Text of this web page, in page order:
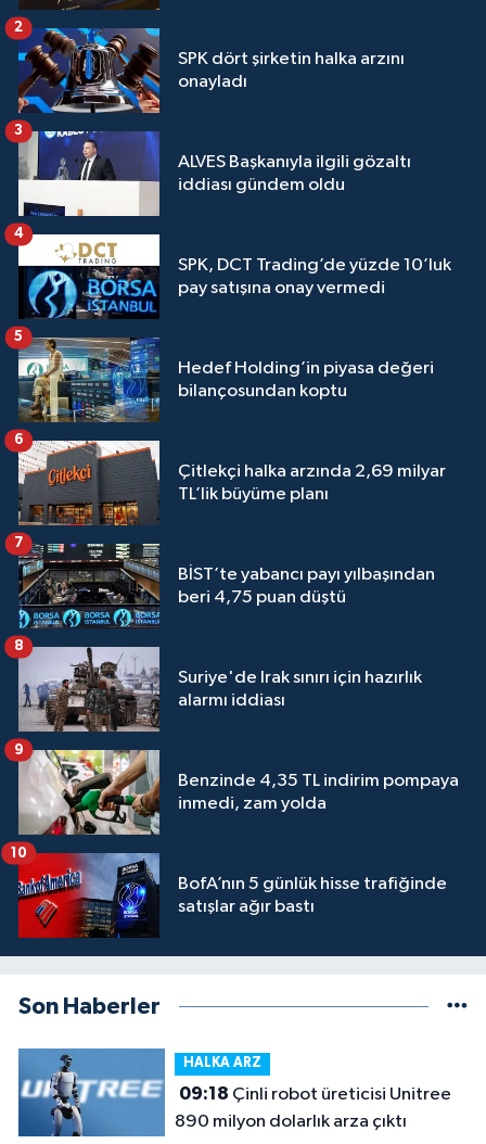
SPK dört şirketin halka arzını
onayladı
2
ALVES Başkanıyla ilgili gözaltı
iddiası gündem oldu
3
SPK, DCT Trading’de yüzde 10’luk
pay satışına onay vermedi
4
Hedef Holding’in piyasa değeri
bilançosundan koptu
5
Çitlekçi halka arzında 2,69 milyar
TL’lik büyüme planı
6
BİST’te yabancı payı yılbaşından
beri 4,75 puan düştü
7
Suriye'de Irak sınırı için hazırlık
alarmı iddiası
8
Benzinde 4,35 TL indirim pompaya
inmedi, zam yolda
9
BofA’nın 5 günlük hisse trafiğinde
satışlar ağır bastı
10
Son Haberler
HALKA ARZ
09:18
890 milyon dolarlık arza çıktı